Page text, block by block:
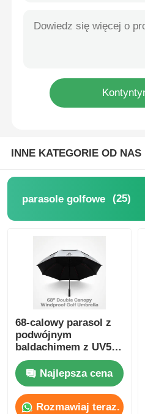
Parasole dziecięce
INNE KATEGORIE OD NAS
parasole golfowe (25)
68-calowy parasol z
podwójnym
baldachimem z UV50+
tytanową srebrną
tkaniną i odpornością
na wiatr 100 km/h
Najlepsza cena
Rozmawiaj teraz.